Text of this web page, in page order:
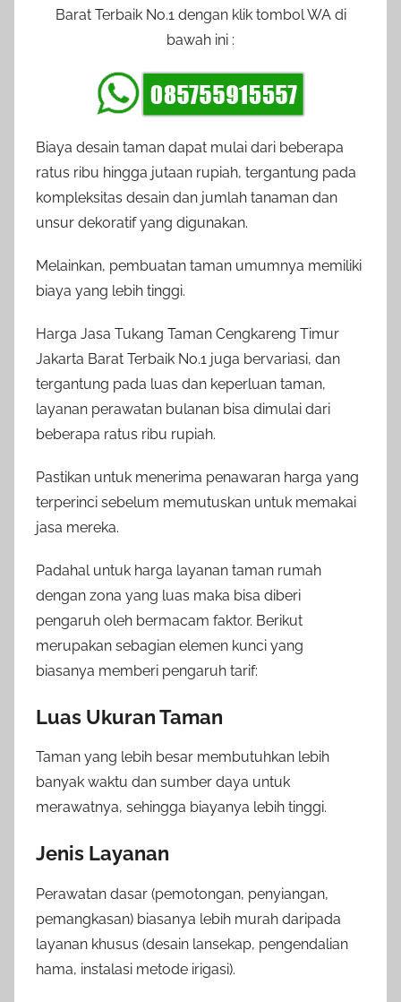
Barat Terbaik No.1 dengan klik tombol WA di
bawah ini :
Biaya desain taman dapat mulai dari beberapa
ratus ribu hingga jutaan rupiah, tergantung pada
kompleksitas desain dan jumlah tanaman dan
unsur dekoratif yang digunakan.
Melainkan, pembuatan taman umumnya memiliki
biaya yang lebih tinggi.
Harga Jasa Tukang Taman Cengkareng Timur
Jakarta Barat Terbaik No.1 juga bervariasi, dan
tergantung pada luas dan keperluan taman,
layanan perawatan bulanan bisa dimulai dari
beberapa ratus ribu rupiah.
Pastikan untuk menerima penawaran harga yang
terperinci sebelum memutuskan untuk memakai
jasa mereka.
Padahal untuk harga layanan taman rumah
dengan zona yang luas maka bisa diberi
pengaruh oleh bermacam faktor. Berikut
merupakan sebagian elemen kunci yang
biasanya memberi pengaruh tarif:
Luas Ukuran Taman
Taman yang lebih besar membutuhkan lebih
banyak waktu dan sumber daya untuk
merawatnya, sehingga biayanya lebih tinggi.
Jenis Layanan
Perawatan dasar (pemotongan, penyiangan,
pemangkasan) biasanya lebih murah daripada
layanan khusus (desain lansekap, pengendalian
hama, instalasi metode irigasi).